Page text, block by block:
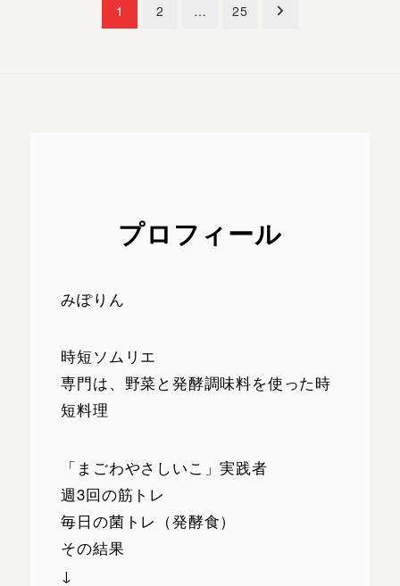
1 2 … 25
プロフィール
みぽりん
時短ソムリエ
専門は、野菜と発酵調味料を使った時
短料理
「まごわやさしいこ」実践者
週3回の筋トレ
毎日の菌トレ（発酵食）
その結果
↓